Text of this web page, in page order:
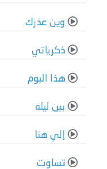
وين عذرك
ذكرياتي
هذا اليوم
بين ليله
إلي هنا
تساوت